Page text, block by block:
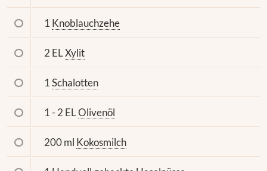
1 Knoblauchzehe
2 ELXylit
1Schalotten
1 - 2 ELOlivenöl
200 ml Kokosmilch